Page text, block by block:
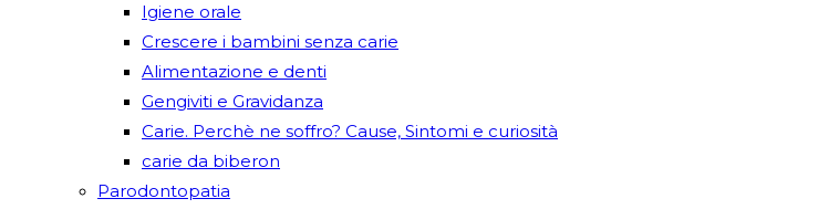
Igiene orale
Crescere i bambini senza carie
Alimentazione e denti
Gengiviti e Gravidanza
Carie. Perchè ne soffro? Cause, Sintomi e curiosità
carie da biberon
Parodontopatia